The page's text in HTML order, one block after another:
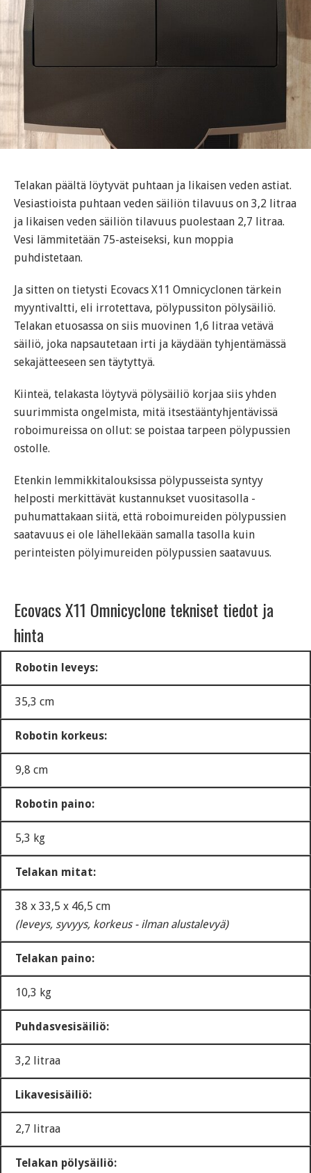
Telakan päältä löytyvät puhtaan ja likaisen veden astiat.
Vesiastioista puhtaan veden säiliön tilavuus on 3,2 litraa
ja likaisen veden säiliön tilavuus puolestaan 2,7 litraa.
Vesi lämmitetään 75-asteiseksi, kun moppia
puhdistetaan.
Ja sitten on tietysti Ecovacs X11 Omnicyclonen tärkein
myyntivaltti, eli irrotettava, pölypussiton pölysäiliö.
Telakan etuosassa on siis muovinen 1,6 litraa vetävä
säiliö, joka napsautetaan irti ja käydään tyhjentämässä
sekajätteeseen sen täytyttyä.
Kiinteä, telakasta löytyvä pölysäiliö korjaa siis yhden
suurimmista ongelmista, mitä itsestääntyhjentävissä
roboimureissa on ollut: se poistaa tarpeen pölypussien
ostolle.
Etenkin lemmikkitalouksissa pölypusseista syntyy
helposti merkittävät kustannukset vuositasolla -
puhumattakaan siitä, että roboimureiden pölypussien
saatavuus ei ole lähellekään samalla tasolla kuin
perinteisten pölyimureiden pölypussien saatavuus.
Ecovacs X11 Omnicyclone tekniset tiedot ja
hinta
Robotin leveys:
35,3 cm
Robotin korkeus:
9,8 cm
Robotin paino:
5,3 kg
Telakan mitat:
38 x 33,5 x 46,5 cm
(leveys, syvyys, korkeus - ilman alustalevyä)
Telakan paino:
10,3 kg
Puhdasvesisäiliö:
3,2 litraa
Likavesisäiliö:
2,7 litraa
Telakan pölysäiliö: